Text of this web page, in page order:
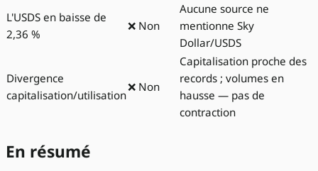
L'USDS en baisse de
2,36 %
❌ Non
Aucune source ne
mentionne Sky
Dollar/USDS
Divergence
capitalisation/utilisation
❌ Non
Capitalisation proche des
records ; volumes en
hausse — pas de
contraction
En résumé